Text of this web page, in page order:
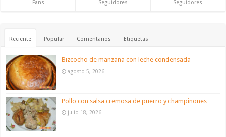
Fans Seguidores Seguidores
Reciente Popular Comentarios Etiquetas
Bizcocho de manzana con leche condensada
agosto 5, 2026
Pollo con salsa cremosa de puerro y champiñones
julio 18, 2026